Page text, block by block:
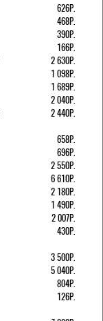
626Р.
468Р.
390Р.
166Р.
2 630Р.
1 098Р.
1 689Р.
2 040Р.
2 440Р.
658Р.
696Р.
2 550Р.
6 610Р.
2 180Р.
1 490Р.
2 007Р.
430Р.
3 500Р.
5 040Р.
804Р.
126Р.